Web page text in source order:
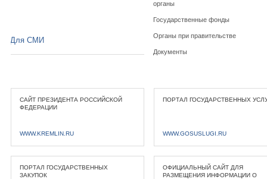
органы
Государственные фонды
Органы при правительстве
Документы
Для СМИ
САЙТ ПРЕЗИДЕНТА РОССИЙСКОЙ
ФЕДЕРАЦИИ
WWW.KREMLIN.RU
ПОРТАЛ ГОСУДАРСТВЕННЫХ
WWW.GOSUSLUGI.RU
ПОРТАЛ ГОСУДАРСТВЕННЫХ
ЗАКУПОК
ОФИЦИАЛЬНЫЙ САЙТ ДЛЯ
РАЗМЕЩЕНИЯ ИНФОРМАЦИИ О